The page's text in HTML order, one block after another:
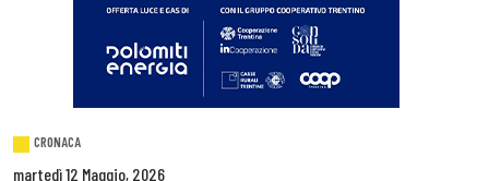
CRONACA
martedì 12 Maggio, 2026